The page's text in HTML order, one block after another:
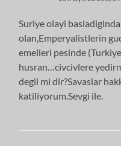
Suriye olayi
olan,Emperyalistlerin
emelleri pesinde
husran…civcivlere
degil mi dir?Savaslar
katiliyorum.Sevgi ile.